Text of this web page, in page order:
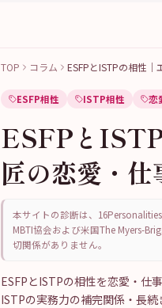
TOP コラム ESFPとISTPの相性｜
ESFP相性 ISTP相性 恋
ESFPと
匠の恋愛・
本サイトの診断は、
MBTI協会および米国The Myers-
切関係がありません。
ESFPとISTPの相性を恋愛・仕
ISTPの実務力の補完関係・長続